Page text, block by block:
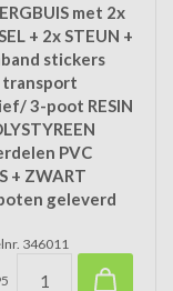
met 2x
+ 2x STEUN +
stickers
transport
3-poot RESIN
PVC
+ ZWART
geleverd
346011